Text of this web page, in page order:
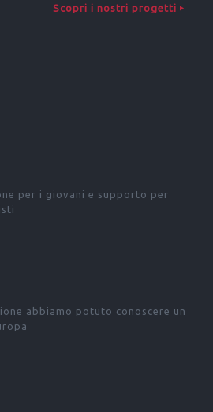
Scopri i nostri progetti
per i giovani e supporto per
abbiamo potuto conoscere un